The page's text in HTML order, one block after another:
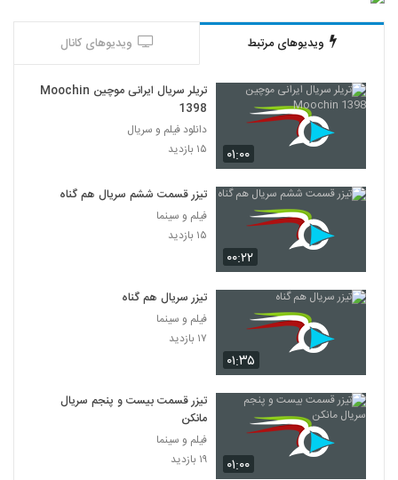
ویدیوهای مرتبط ویدیوهای کانال
۰۱:۰۰
تریلر سریال ایرانی موچین Moochin
1398
دانلود فیلم و سریال
۱۵ بازدید
۰۰:۲۲
تیزر قسمت ششم سریال هم گناه
فیلم و سینما
۱۵ بازدید
۰۱:۳۵
تیزر سریال هم گناه
فیلم و سینما
۱۷ بازدید
۰۱:۰۰
تیزر قسمت بیست و پنجم سریال
مانکن
فیلم و سینما
۱۹ بازدید